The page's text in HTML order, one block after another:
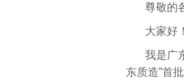
尊敬的
大家好！
我是广
东质造”首